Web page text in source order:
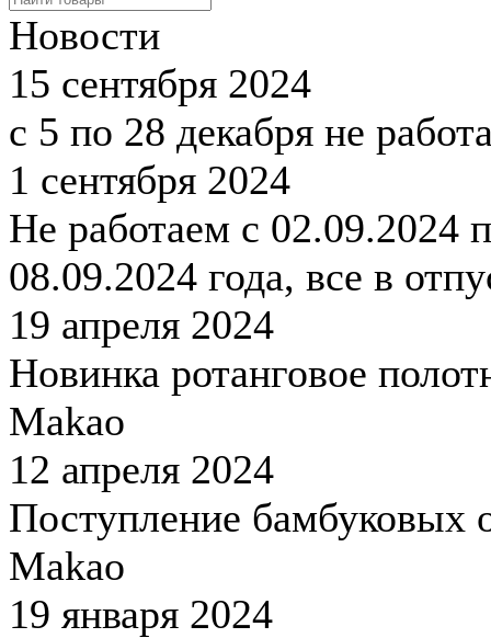
Новости
15 сентября 2024
с 5 по 28 декабря не
1 сентября 2024
Не работаем с 02.09.2024
08.09.2024 года, все в
19 апреля 2024
Новинка ротанговое
Makao
12 апреля 2024
Поступление бамбуковых
Makao
19 января 2024